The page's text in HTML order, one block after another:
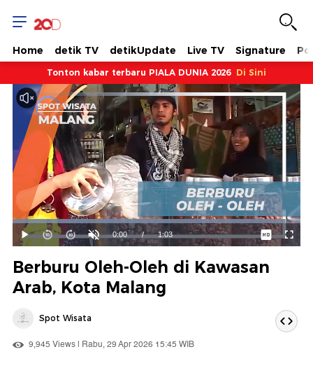
Home detik TV detikUpdate Live TV Signature
Tonton kabar terbaru PIALA DUNIA 2026 Di Sini
Mainkan
Suara
Hidup
Waktu
ini
0:00 / Durasi
1:03
Dimuat:
94.70%
Berburu Oleh-Oleh di Kawasan
Arab, Kota Malang
Spot Wisata
9,945 Views | Rabu, 29 Apr 2026 15:45 WIB